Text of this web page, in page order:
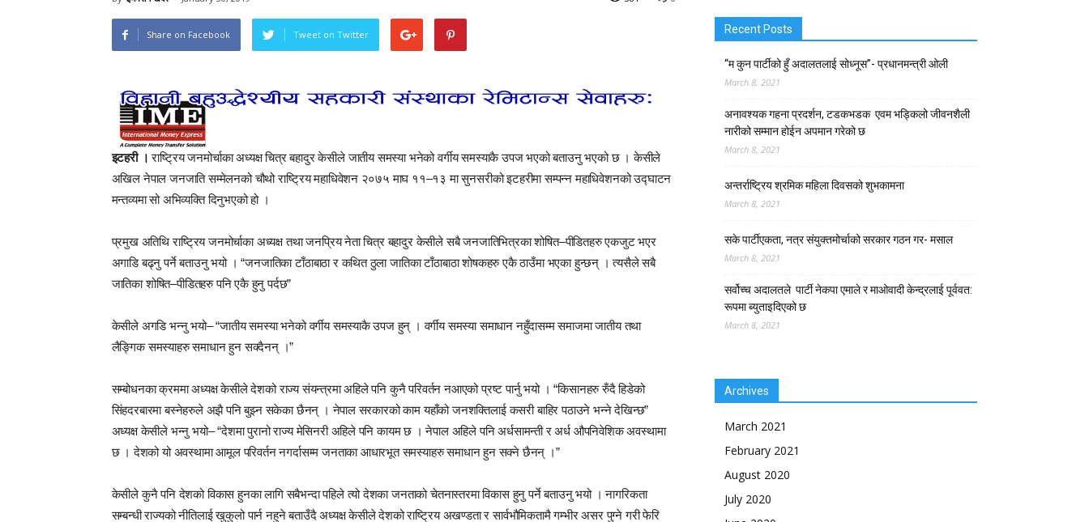
Share on Facebook Tweet on Twitter
इटहरी । राष्ट्रिय जनमोर्चाका अध्यक्ष चित्र बहादुर केसीले जातीय समस्या भनेको वर्गीय समस्याकै उपज भएको बताउनु भएको छ । केसीले
अखिल नेपाल जनजाति सम्मेलनको चौथो राष्ट्रिय महाधिवेशन २०७५ माघ ११–१३ मा सुनसरीको इटहरीमा सम्पन्न महाधिवेशनको उद्घाटन
मन्तव्यमा सो अभिव्यक्ति दिनुभएको हो ।
प्रमुख अतिथि राष्ट्रिय जनमोर्चाका अध्यक्ष तथा जनप्रिय नेता चित्र बहादुर केसीले सबै जनजातिभित्रका शोषित–पीडितहरु एकजुट भएर
अगाडि बढ्नु पर्ने बताउनु भयो । “जनजातिका टाँठाबाठा र कथित ठुला जातिका टाँठाबाठा शोषकहरु एकै ठाउँमा भएका हुन्छन् । त्यसैले सबै
जातिका शोषित–पीडितहरु पनि एकै हुनु पर्दछ”
केसीले अगडि भन्नु भयो– “जातीय समस्या भनेको वर्गीय समस्याकै उपज हुन् । वर्गीय समस्या समाधान नहुँदासम्म समाजमा जातीय तथा
लैङ्गिक समस्याहरु समाधान हुन सक्दैनन् ।”
सम्बोधनका क्रममा अध्यक्ष केसीले देशको राज्य संयन्त्रमा अहिले पनि कुनै परिवर्तन नआएको प्रष्ट पार्नु भयो । “किसानहरु रुँदै हिडेको
सिंहदरबारमा बस्नेहरुले अझै पनि बुझ्न सकेका छैनन् । नेपाल सरकारको काम यहाँको जनशक्तिलाई कसरी बाहिर पठाउने भन्ने देखिन्छ”
अध्यक्ष केसीले भन्नु भयो– “देशमा पुरानो राज्य मेसिनरी अहिले पनि कायम छ । नेपाल अहिले पनि अर्धसामन्ती र अर्ध औपनिवेशिक अवस्थामा
छ । देशको यो अवस्थामा आमूल परिवर्तन नगर्दासम्म जनताका आधारभूत समस्याहरु समाधान हुन सक्ने छैनन् ।”
केसीले कुनै पनि देशको विकास हुनका लागि सबैभन्दा पहिले त्यो देशका जनताको चेतनास्तरमा विकास हुनु पर्ने बताउनु भयो । नागरिकता
सम्बन्धी राज्यको नीतिलाई खुकुलो पार्न नहुने बताउँदै अध्यक्ष केसीले देशको राष्ट्रिय अखण्डता र सार्वभौमिकतामै गम्भीर असर पुग्ने गरी फेरि
Recent Posts
“म कुन पार्टीको हुँ अदालतलाई सोध्नूस”- प्रधानमन्त्री ओली
March 8, 2021
अनावश्यक गहना प्रदर्शन, टडकभडक एवम भड्किलो जीवनशैली
नारीको सम्मान होईन अपमान गरेको छ
March 8, 2021
अन्तर्राष्ट्रिय श्रमिक महिला दिवसको शुभकामना
March 8, 2021
सके पार्टीएकता, नत्र संयुक्तमोर्चाको सरकार गठन गर- मसाल
March 8, 2021
सर्वोच्च अदालतले पार्टी नेकपा एमाले र माओवादी केन्द्रलाई पूर्ववत:
रूपमा ब्युताइदिएको छ
March 8, 2021
Archives
March 2021
February 2021
August 2020
July 2020